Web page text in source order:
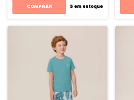
COMPRAR 5em estoque